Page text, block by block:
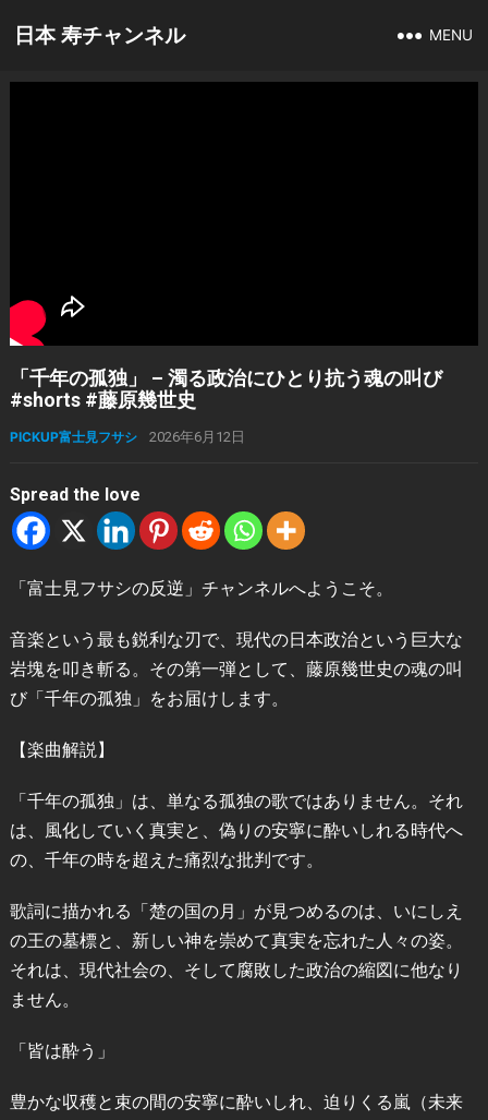
日本 寿チャンネル MENU
「千年の孤独」 – 濁る政治にひとり抗う魂の叫び
#shorts #藤原幾世史
PICKUP富士見フサシ 2026年6月12日
Spread the love
「富士見フサシの反逆」チャンネルへようこそ。
音楽という最も鋭利な刃で、現代の日本政治という巨大な
岩塊を叩き斬る。その第一弾として、藤原幾世史の魂の叫
び「千年の孤独」をお届けします。
【楽曲解説】
「千年の孤独」は、単なる孤独の歌ではありません。それ
は、風化していく真実と、偽りの安寧に酔いしれる時代へ
の、千年の時を超えた痛烈な批判です。
歌詞に描かれる「楚の国の月」が見つめるのは、いにしえ
の王の墓標と、新しい神を崇めて真実を忘れた人々の姿。
それは、現代社会の、そして腐敗した政治の縮図に他なり
ません。
「皆は酔う」
豊かな収穫と束の間の安寧に酔いしれ、迫りくる嵐（未来